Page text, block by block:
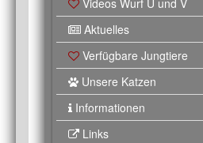
Videos Wurf U und V
Aktuelles
Verfügbare Jungtiere
Unsere Katzen
Informationen
Links